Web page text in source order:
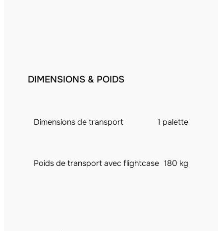
DIMENSIONS & POIDS
Dimensions de transport 1 palette
Poids de transport avec flightcase 180 kg